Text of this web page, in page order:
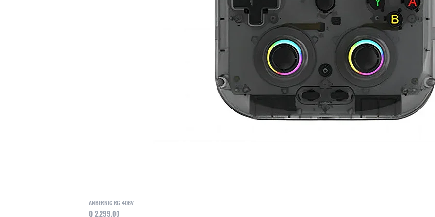
ANBERNIC RG 406V
Precio
Q 2,299.00